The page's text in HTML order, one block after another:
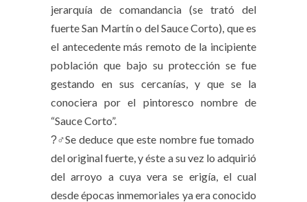
jerarquía de comandancia (se trató del
fuerte San Martín o del Sauce Corto), que es
el antecedente más remoto de la incipiente
población que bajo su protección se fue
gestando en sus cercanías, y que se la
conociera por el pintoresco nombre de
“Sauce Corto”.
?‍♂Se deduce que este nombre fue tomado
del original fuerte, y éste a su vez lo adquirió
del arroyo a cuya vera se erigía, el cual
desde épocas inmemoriales ya era conocido